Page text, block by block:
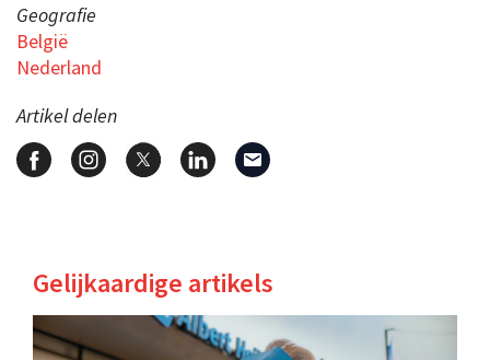
Geografie
België
Nederland
Artikel delen
Gelijkaardige artikels